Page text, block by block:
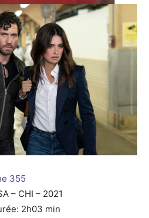
355
– CHI – 2021
2h03 min